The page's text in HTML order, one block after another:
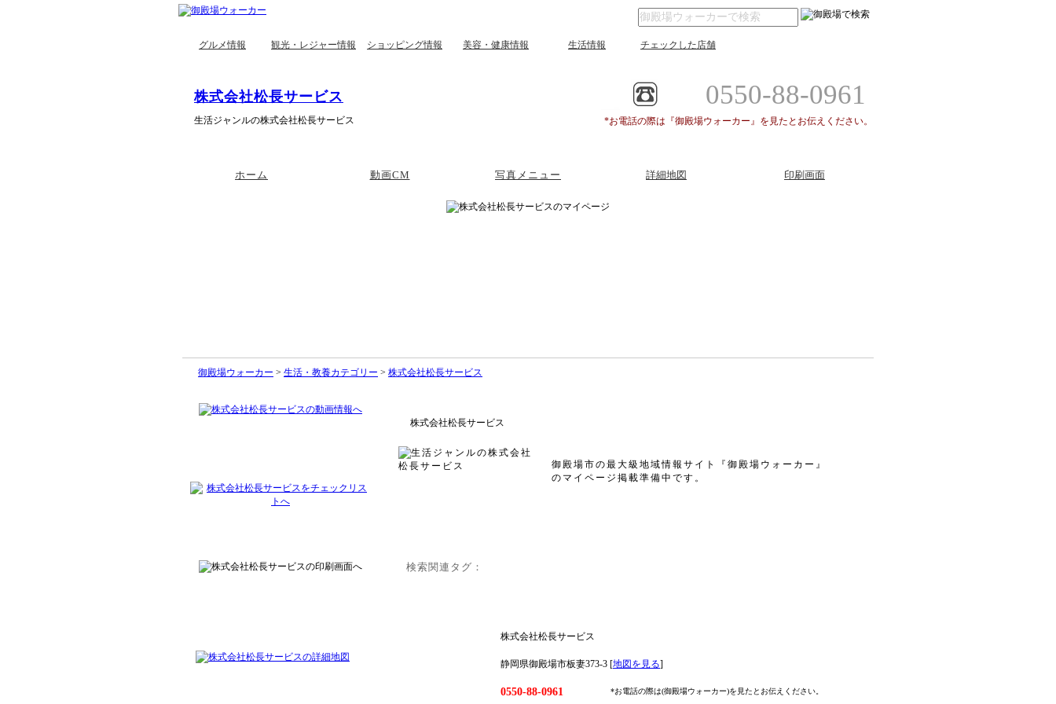
グルメ情報 観光・レジャー情報 ショッピング情報 美容・健康情報 生活情報 チェックした店舗
株式会社松長サービス
生活ジャンルの株式会社松長サービス
0550-88-0961
*お電話の際は『御殿場ウォーカー』を見たとお伝えください。
ホーム 動画CM 写真メニュー 詳細地図 印刷画面
御殿場ウォーカー > 生活・教養カテゴリー > 株式会社松長サービス
株式会社松長サービス
御殿場市の最大級地域情報サイト『御殿場ウォーカー』
のマイページ掲載準備中です。
検索関連タグ：
株式会社松長サービス
静岡県御殿場市板妻373-3 [地図を見る]
0550-88-0961 *お電話の際は(御殿場ウォーカー)を見たとお伝えください。